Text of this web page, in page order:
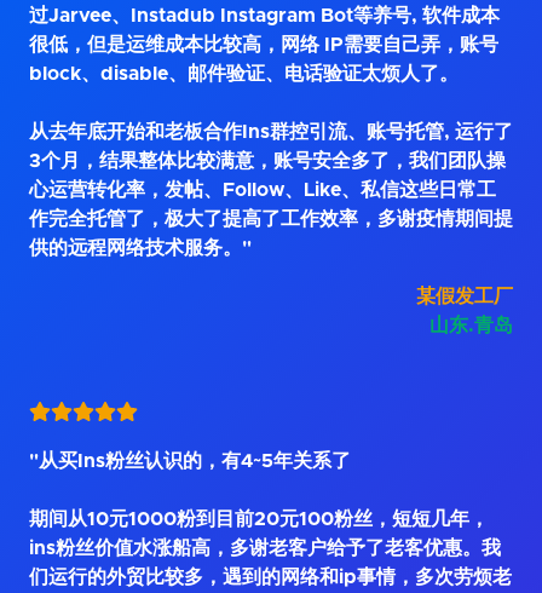
过Jarvee、Instadub Instagram Bot等养号, 软件成本
很低，但是运维成本比较高，网络 IP需要自己弄，账号
block、disable、邮件验证、电话验证太烦人了。
从去年底开始和老板合作Ins群控引流、账号托管, 运行了
3个月，结果整体比较满意，账号安全多了，我们团队操
心运营转化率，发帖、Follow、Like、私信这些日常工
作完全托管了，极大了提高了工作效率，多谢疫情期间提
供的远程网络技术服务。"
某假发工厂
山东.青岛
"从买Ins粉丝认识的，有4~5年关系了
期间从10元1000粉到目前20元100粉丝，短短几年，
ins粉丝价值水涨船高，多谢老客户给予了老客优惠。我
们运行的外贸比较多，遇到的网络和ip事情，多次劳烦老